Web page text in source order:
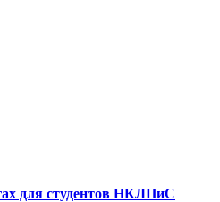
для студентов НКЛПиС